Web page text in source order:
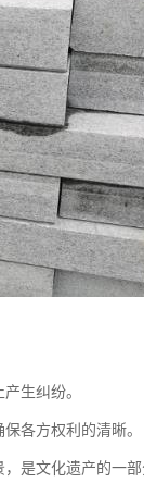
生纠纷。
各方权利的清晰。
是文化遗产的一部